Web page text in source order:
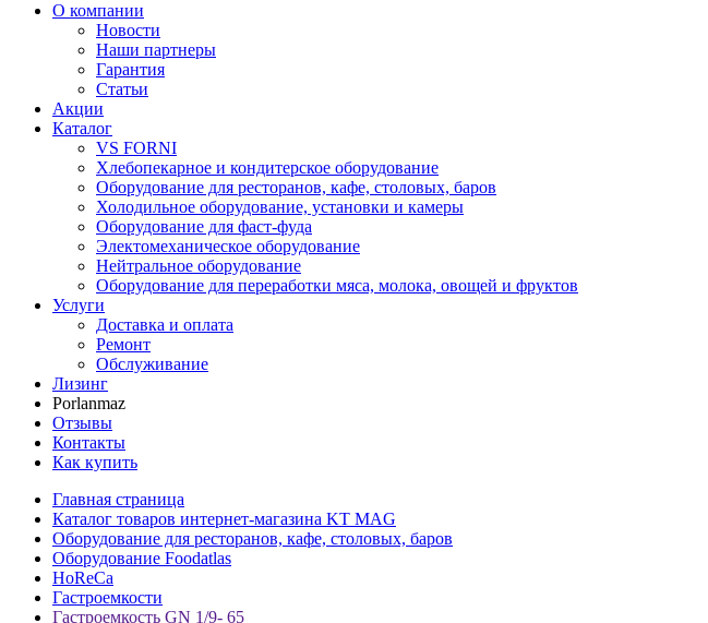
О компании
Новости
Наши партнеры
Гарантия
Статьи
Акции
Каталог
VS FORNI
Хлебопекарное и кондитерское оборудование
Оборудование для ресторанов, кафе, столовых, баров
Холодильное оборудование, установки и камеры
Оборудование для фаст-фуда
Электомеханическое оборудование
Нейтральное оборудование
Оборудование для переработки мяса, молока, овощей и фруктов
Услуги
Доставка и оплата
Ремонт
Обслуживание
Лизинг
Porlanmaz
Отзывы
Контакты
Как купить
Главная страница
Каталог товаров интернет-магазина KT MAG
Оборудование для ресторанов, кафе, столовых, баров
Оборудование Foodatlas
HoReCa
Гастроемкости
Гастроемкость GN 1/9- 65